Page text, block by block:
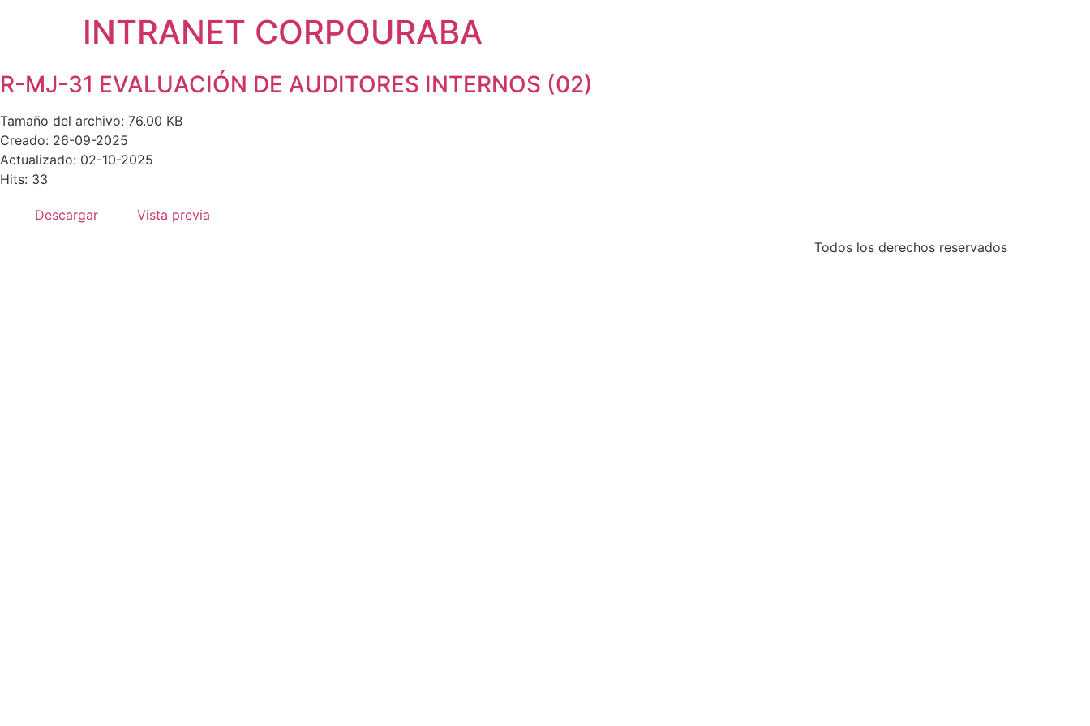
INTRANET CORPOURABA
R-MJ-31 EVALUACIÓN DE AUDITORES INTERNOS (02)
Tamaño del archivo: 76.00 KB
Creado: 26-09-2025
Actualizado: 02-10-2025
Hits: 33
Descargar
Vista previa
Todos los derechos reservados